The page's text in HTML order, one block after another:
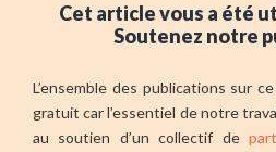
Cet article vous a été
Soutenez notre
L’ensemble des publications sur
gratuit car l’essentiel de notre
au soutien d’un collectif de